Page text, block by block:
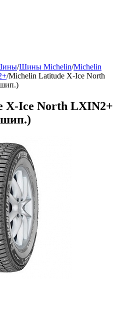
/Шины Michelin/Michelin
/Michelin Latitude X-Ice North
X-Ice North LXIN2+